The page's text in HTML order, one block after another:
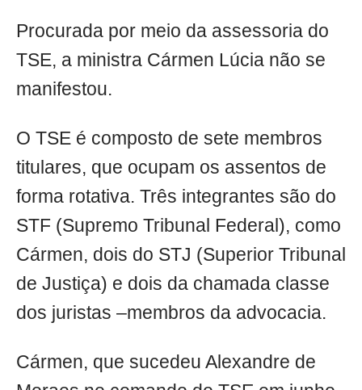
Procurada por meio da assessoria do
TSE, a ministra Cármen Lúcia não se
manifestou.
O TSE é composto de sete membros
titulares, que ocupam os assentos de
forma rotativa. Três integrantes são do
STF (Supremo Tribunal Federal), como
Cármen, dois do STJ (Superior Tribunal
de Justiça) e dois da chamada classe
dos juristas –membros da advocacia.
Cármen, que sucedeu Alexandre de